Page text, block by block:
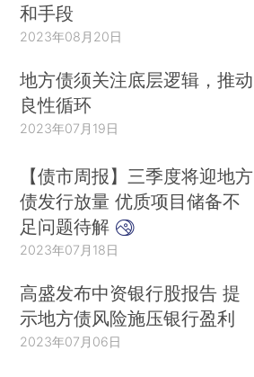
和手段
2023年08月20日
地方债须关注底层逻辑，推动
良性循环
2023年07月19日
【债市周报】三季度将迎地方
债发行放量 优质项目储备不
足问题待解
2023年07月18日
高盛发布中资银行股报告 提
示地方债风险施压银行盈利
2023年07月06日